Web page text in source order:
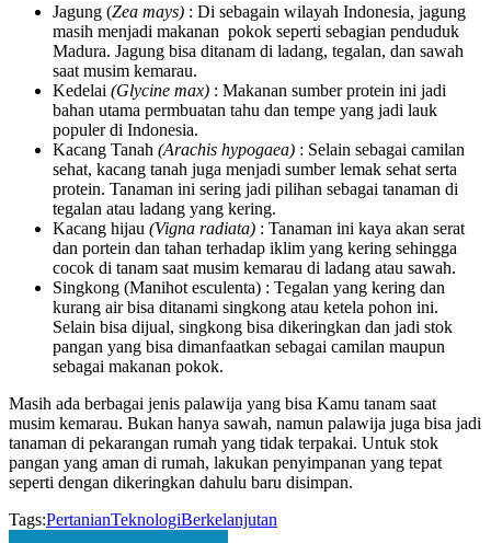
Jagung (Zea mays) : Di sebagain wilayah Indonesia, jagung
masih menjadi makanan pokok seperti sebagian penduduk
Madura. Jagung bisa ditanam di ladang, tegalan, dan sawah
saat musim kemarau.
Kedelai (Glycine max) : Makanan sumber protein ini jadi
bahan utama permbuatan tahu dan tempe yang jadi lauk
populer di Indonesia.
Kacang Tanah (Arachis hypogaea) : Selain sebagai camilan
sehat, kacang tanah juga menjadi sumber lemak sehat serta
protein. Tanaman ini sering jadi pilihan sebagai tanaman di
tegalan atau ladang yang kering.
Kacang hijau (Vigna radiata) : Tanaman ini kaya akan serat
dan portein dan tahan terhadap iklim yang kering sehingga
cocok di tanam saat musim kemarau di ladang atau sawah.
Singkong (Manihot esculenta) : Tegalan yang kering dan
kurang air bisa ditanami singkong atau ketela pohon ini.
Selain bisa dijual, singkong bisa dikeringkan dan jadi stok
pangan yang bisa dimanfaatkan sebagai camilan maupun
sebagai makanan pokok.
Masih ada berbagai jenis palawija yang bisa Kamu tanam saat
musim kemarau. Bukan hanya sawah, namun palawija juga bisa jadi
tanaman di pekarangan rumah yang tidak terpakai. Untuk stok
pangan yang aman di rumah, lakukan penyimpanan yang tepat
seperti dengan dikeringkan dahulu baru disimpan.
Tags:PertanianTeknologiBerkelanjutan